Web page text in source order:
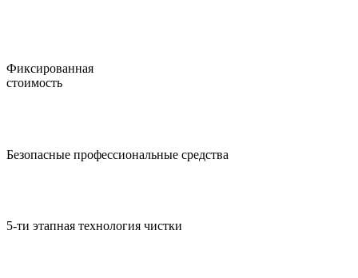
Фиксированная
стоимость
Безопасные профессиональные средства
5-ти этапная технология чистки